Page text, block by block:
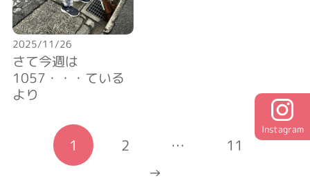
2025/11/26
さて今週は
1057・・・ている
より
1 2 …
11
→
Instagram